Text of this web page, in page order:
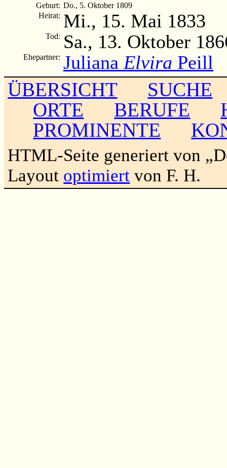
Geburt: Do., 5. Oktober 1809
Heirat: Mi., 15. Mai 1833
Tod: Sa., 13. Oktober
Ehepartner: Juliana Elvira Peill
ÜBERSICHT
SUCHE
ORTE
BERUFE
PROMINENTE
HTML-Seite generiert von
Layout optimiert von F. H.